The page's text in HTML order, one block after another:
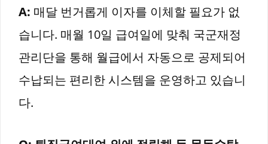
A: 매달 번거롭게 이자를 이체할 필요가 없
습니다. 매월 10일 급여일에 맞춰 국군재정
관리단을 통해 월급에서 자동으로 공제되어
수납되는 편리한 시스템을 운영하고 있습니
다.